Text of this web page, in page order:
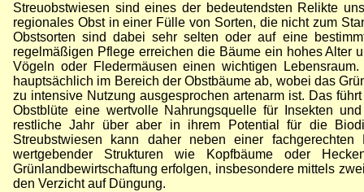
Streuobstwiesen sind eines der bedeutendsten Relikte
regionales Obst in einer Fülle von Sorten, die nicht zum
Obstsorten sind dabei sehr selten oder auf eine
regelmäßigen Pflege erreichen die Bäume ein hohes Alter
Vögeln oder Fledermäusen einen wichtigen
hauptsächlich im Bereich der Obstbäume ab, wobei das
zu intensive Nutzung ausgesprochen artenarm ist. Das
Obstblüte eine wertvolle Nahrungsquelle für Insekten
restliche Jahr über aber in ihrem Potential für die
Streubstwiesen kann daher neben einer
wertgebender Strukturen wie Kopfbäume oder
Grünlandbewirtschaftung erfolgen, insbesondere mittels
den Verzicht auf Düngung.